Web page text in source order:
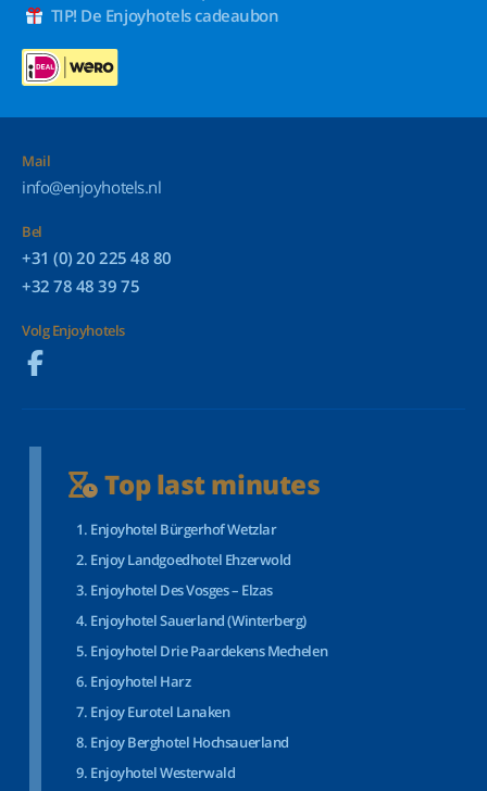
TIP! De Enjoyhotels cadeaubon
Mail
info@enjoyhotels.nl
Bel
+31 (0) 20 225 48 80
+32 78 48 39 75
Volg Enjoyhotels
Top last minutes
Enjoyhotel Bürgerhof Wetzlar
Enjoy Landgoedhotel Ehzerwold
Enjoyhotel Des Vosges – Elzas
Enjoyhotel Sauerland (Winterberg)
Enjoyhotel Drie Paardekens Mechelen
Enjoyhotel Harz
Enjoy Eurotel Lanaken
Enjoy Berghotel Hochsauerland
Enjoyhotel Westerwald